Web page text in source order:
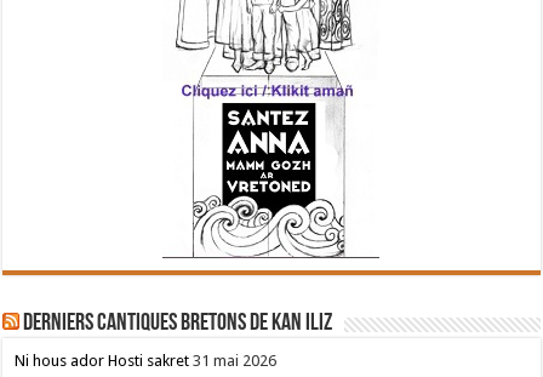
Derniers cantiques bretons de Kan Iliz
Ni hous ador Hosti sakret 31 mai 2026